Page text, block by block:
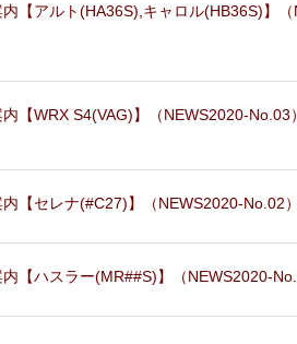
【アルト(HA36S),キャロル(HB36S)】
【WRX S4(VAG)】（NEWS2020-No.03
【セレナ(#C27)】（NEWS2020-No.02）
【ハスラー(MR##S)】（NEWS2020-